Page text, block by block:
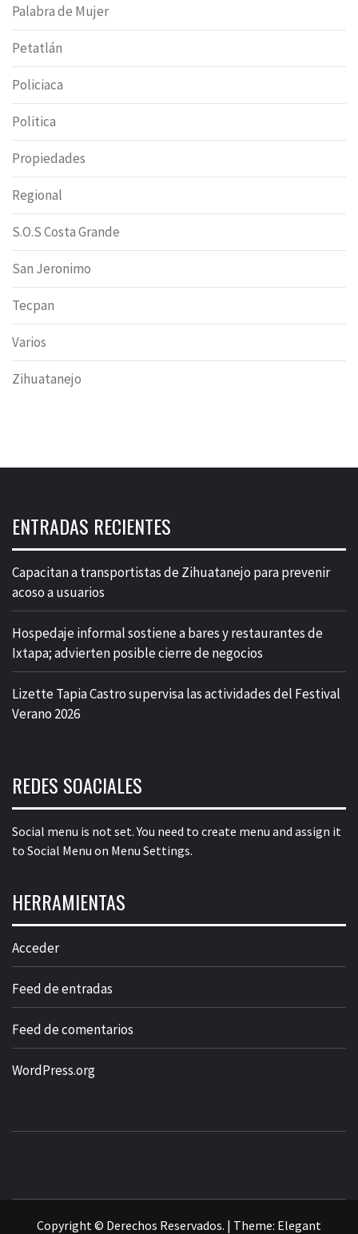
Palabra de Mujer
Petatlán
Policiaca
Politica
Propiedades
Regional
S.O.S Costa Grande
San Jeronimo
Tecpan
Varios
Zihuatanejo
ENTRADAS RECIENTES
Capacitan a transportistas de Zihuatanejo para prevenir
acoso a usuarios
Hospedaje informal sostiene a bares y restaurantes de
Ixtapa; advierten posible cierre de negocios
Lizette Tapia Castro supervisa las actividades del Festival
Verano 2026
REDES SOACIALES
Social menu is not set. You need to create menu and assign it
to Social Menu on Menu Settings.
HERRAMIENTAS
Acceder
Feed de entradas
Feed de comentarios
WordPress.org
Copyright © Derechos Reservados. | Theme: Elegant